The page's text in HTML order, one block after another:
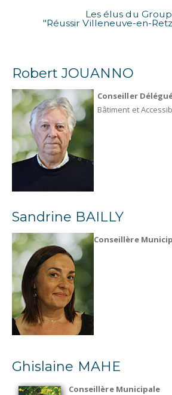
Les élus du
"Réussir Villeneuve-en-
Robert JOUANNO
Conseiller
Bâtiment et
Sandrine BAILLY
Conseillère
Ghislaine MAHE
Conseillère Municipale